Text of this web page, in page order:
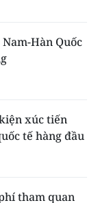
Hàn Quốc
xúc tiến
tế hàng đầu
tham quan